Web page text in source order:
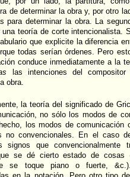
de determinar la obra y, por otro
para determinar la obra. La
una teoría de corte intencionalista.
que explicite la diferencia
todas serían órdenes. Pero
conduce inmediatamente a la
las intenciones del compositor
obra.
la teoría del significado de
no sólo los modos de
los modos de comunicación
no convencionales. En el caso
signos que convencionalmente
se dé cierto estado de
se toque piano o fuerte,